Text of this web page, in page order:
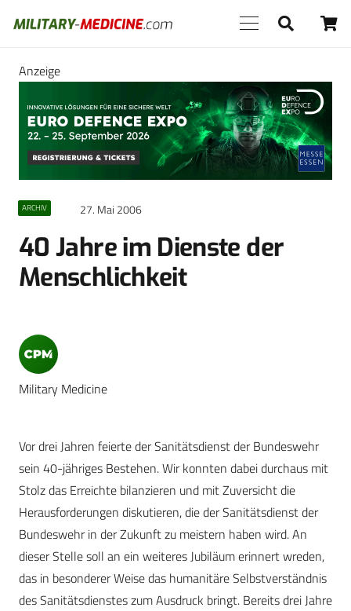
Anzeige
ARCHIV 27. Mai 2006
40 Jahre im Dienste der
Menschlichkeit
Military Medicine
Vor drei Jahren feierte der Sanitätsdienst der Bundeswehr
sein 40-jähriges Bestehen. Wir konnten dabei durchaus mit
Stolz das Erreichte bilanzieren und mit Zuversicht die
Herausforderungen diskutieren, die der Sanitätsdienst der
Bundeswehr in der Zukunft zu meistern haben wird. An
dieser Stelle soll an ein weiteres Jubiläum erinnert wreden,
das in besonderer Weise das humanitäre Selbstverständnis
des Sanitätsdienstes zum Ausdruck bringt. Bereits drei Jahre